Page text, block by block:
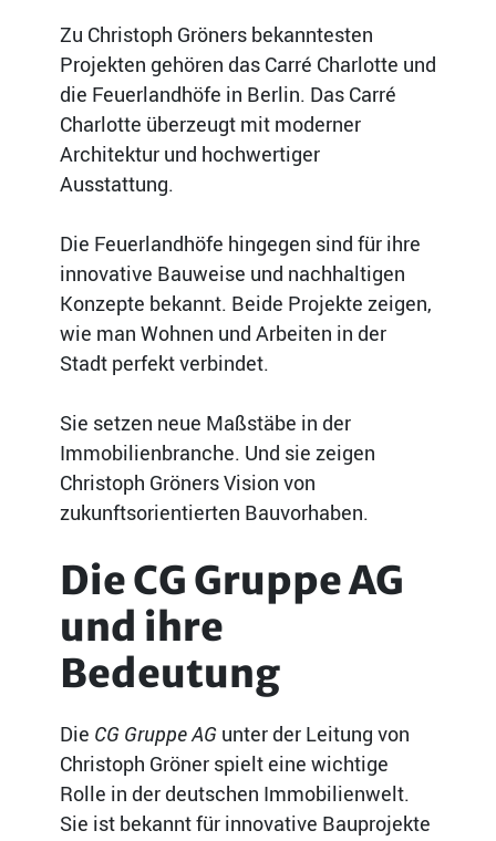
Zu Christoph Gröners bekanntesten
Projekten gehören das Carré Charlotte und
die Feuerlandhöfe in Berlin. Das Carré
Charlotte überzeugt mit moderner
Architektur und hochwertiger
Ausstattung.
Die Feuerlandhöfe hingegen sind für ihre
innovative Bauweise und nachhaltigen
Konzepte bekannt. Beide Projekte zeigen,
wie man Wohnen und Arbeiten in der
Stadt perfekt verbindet.
Sie setzen neue Maßstäbe in der
Immobilienbranche. Und sie zeigen
Christoph Gröners Vision von
zukunftsorientierten Bauvorhaben.
Die CG Gruppe AG
und ihre
Bedeutung
Die CG Gruppe AG unter der Leitung von
Christoph Gröner spielt eine wichtige
Rolle in der deutschen Immobilienwelt.
Sie ist bekannt für innovative Bauprojekte